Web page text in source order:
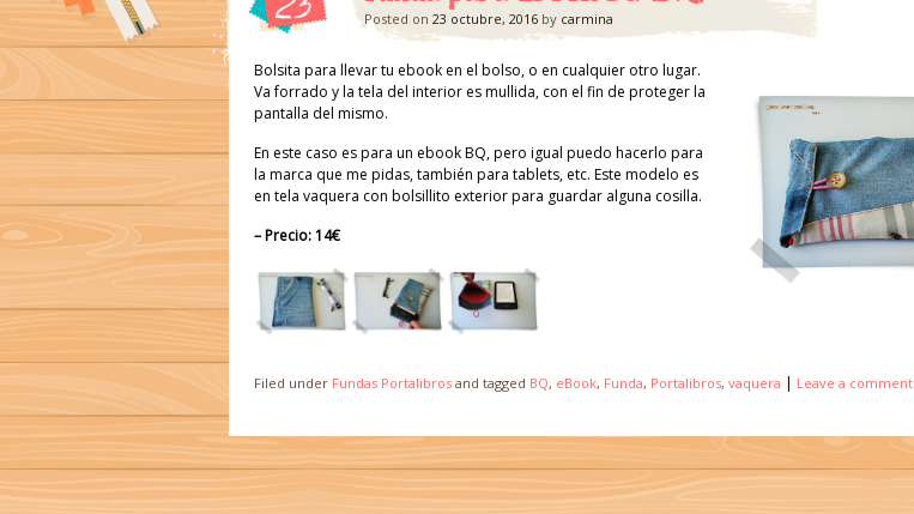
Posted on 23 octubre, 2016 by carmina
Bolsita para llevar tu ebook en el bolso, o en cualquier otro lugar.
Va forrado y la tela del interior es mullida, con el fin de proteger la
pantalla del mismo.
En este caso es para un ebook BQ, pero igual puedo hacerlo para
la marca que me pidas, también para tablets, etc. Este modelo es
en tela vaquera con bolsillito exterior para guardar alguna cosilla.
– Precio: 14€
Filed under Fundas Portalibros and tagged BQ, eBook, Funda, Portalibros, vaquera | Leave a comment